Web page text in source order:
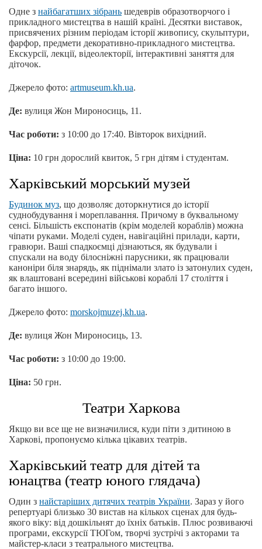
Одне з найбагатших зібрань шедеврів образотворчого і
прикладного мистецтва в нашій країні. Десятки виставок,
присвячених різним періодам історії живопису, скульптури,
фарфор, предмети декоративно-прикладного мистецтва.
Екскурсії, лекції, відеолекторії, інтерактивні заняття для
діточок.
Джерело фото: artmuseum.kh.ua.
Де: вулиця Жон Мироносиць, 11.
Час роботи: з 10:00 до 17:40. Вівторок вихідний.
Ціна: 10 грн дорослий квиток, 5 грн дітям і студентам.
Харківський морський музей
Будинок муз, що дозволяє доторкнутися до історії
суднобудування і мореплавання. Причому в буквальному
сенсі. Більшість експонатів (крім моделей кораблів) можна
чіпати руками. Моделі суден, навігаційні прилади, карти,
гравюри. Ваші спадкоємці дізнаються, як будували і
спускали на воду білосніжні парусники, як працювали
каноніри біля знарядь, як піднімали злато із затонулих суден,
як влаштовані всередині військові кораблі 17 століття і
багато іншого.
Джерело фото: morskojmuzej.kh.ua.
Де: вулиця Жон Мироносиць, 13.
Час роботи: з 10:00 до 19:00.
Ціна: 50 грн.
Театри Харкова
Якщо ви все ще не визначилися, куди піти з дитиною в
Харкові, пропонуємо кілька цікавих театрів.
Харківський театр для дітей та
юнацтва (театр юного глядача)
Один з найстаріших дитячих театрів України. Зараз у його
репертуарі близько 30 вистав на кількох сценах для будь-
якого віку: від дошкільнят до їхніх батьків. Плюс розвиваючі
програми, екскурсії ТЮГом, творчі зустрічі з акторами та
майстер-класи з театрального мистецтва.